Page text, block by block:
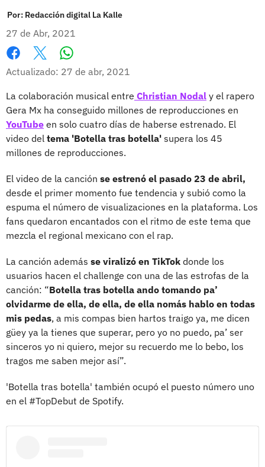
Por: Redacción digital La Kalle
27 de Abr, 2021
Facebook
X
Actualizado: 27 de abr, 2021
La colaboración musical entre Christian Nodal y el rapero
Gera Mx ha conseguido millones de reproducciones en
YouTube en solo cuatro días de haberse estrenado. El
video del tema 'Botella tras botella' supera los 45
millones de reproducciones.
El video de la canción se estrenó el pasado 23 de abril,
desde el primer momento fue tendencia y subió como la
espuma el número de visualizaciones en la plataforma. Los
fans quedaron encantados con el ritmo de este tema que
mezcla el regional mexicano con el rap.
La canción además se viralizó en TikTok donde los
usuarios hacen el challenge con una de las estrofas de la
canción: “Botella tras botella ando tomando pa’
olvidarme de ella, de ella, de ella nomás hablo en todas
mis pedas, a mis compas bien hartos traigo ya, me dicen
güey ya la tienes que superar, pero yo no puedo, pa’ ser
sinceros yo ni quiero, mejor su recuerdo me lo bebo, los
tragos me saben mejor así”.
'Botella tras botella' también ocupó el puesto número uno
en el #TopDebut de Spotify.